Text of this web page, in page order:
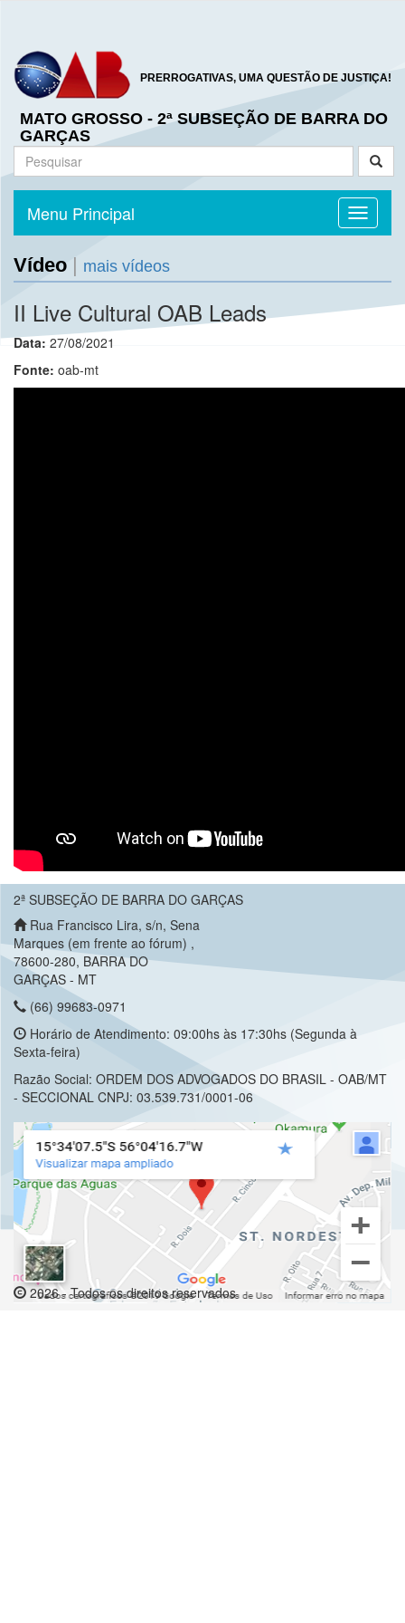
PRERROGATIVAS, UMA QUESTÃO DE JUSTIÇA!
MATO GROSSO - 2ª SUBSEÇÃO DE BARRA DO
GARÇAS
Toggle
Menu Principal
Vídeo mais vídeos
II Live Cultural OAB Leads
Data: 27/08/2021
Fonte: oab-mt
2ª SUBSEÇÃO DE BARRA DO GARÇAS
Rua Francisco Lira, s/n, Sena
Marques (em frente ao fórum) ,
78600-280, BARRA DO
GARÇAS - MT
(66) 99683-0971
Horário de Atendimento: 09:00hs às 17:30hs (Segunda à
Sexta-feira)
Razão Social: ORDEM DOS ADVOGADOS DO BRASIL - OAB/MT
- SECCIONAL CNPJ: 03.539.731/0001-06
2026 - Todos os direitos reservados